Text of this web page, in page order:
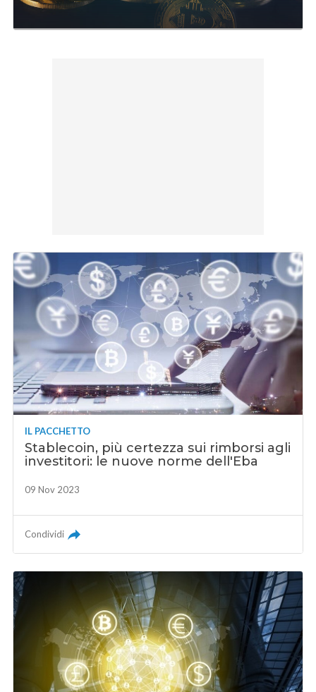
IL PACCHETTO
Stablecoin, più certezza sui rimborsi agli
investitori: le nuove norme dell'Eba
09 Nov 2023
Condividi